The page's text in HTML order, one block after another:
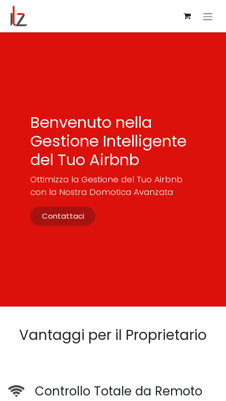
Passa al contenuto
Benvenuto nella
Gestione Intelligente
del Tuo Airbnb
Ottimizza la Gestione del Tuo Airbnb
con la Nostra Domotica Avanzata
Contattaci
Vantaggi per il Proprietario
Controllo Totale da Remoto